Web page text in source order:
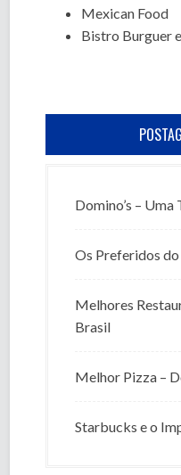
Mexican Food
Bistro Burguer
Domino’s –
Os Preferidos
Melhores
Brasil
Melhor Pizza –
Starbucks e o